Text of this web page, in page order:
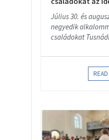
Július 30. és
negyedik
családokat